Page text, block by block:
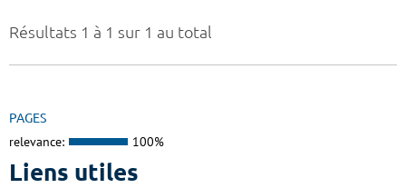
Résultats 1 à 1 sur 1 au total
PAGES
relevance: 100%
Liens utiles